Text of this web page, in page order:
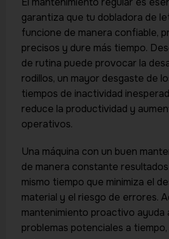
garantiza que tu dobladora de
funcione de manera confiable,
precisos y dure más tiempo.
de rutina puede provocar la
rodillos, un mayor desgaste de
tiempos de inactividad
reduce la productividad y
operativos.
Una máquina con un buen
de manera constante
mismo tiempo que minimiza el
material y el riesgo de errores.
mantenimiento proactivo ayuda
problemas potenciales a